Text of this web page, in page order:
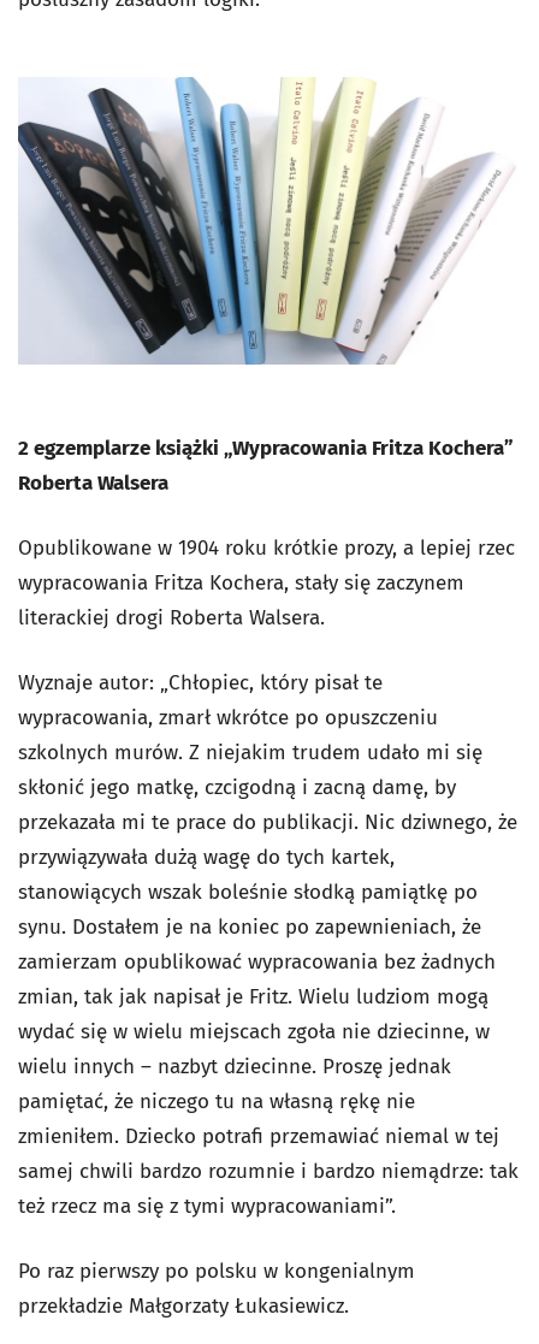
2 egzemplarze książki „Wypracowania Fritza Kochera”
Roberta Walsera
Opublikowane w 1904 roku krótkie prozy, a lepiej rzec
wypracowania Fritza Kochera, stały się zaczynem
literackiej drogi Roberta Walsera.
Wyznaje autor: „Chłopiec, który pisał te
wypracowania, zmarł wkrótce po opuszczeniu
szkolnych murów. Z niejakim trudem udało mi się
skłonić jego matkę, czcigodną i zacną damę, by
przekazała mi te prace do publikacji. Nic dziwnego, że
przywiązywała dużą wagę do tych kartek,
stanowiących wszak boleśnie słodką pamiątkę po
synu. Dostałem je na koniec po zapewnieniach, że
zamierzam opublikować wypracowania bez żadnych
zmian, tak jak napisał je Fritz. Wielu ludziom mogą
wydać się w wielu miejscach zgoła nie dziecinne, w
wielu innych – nazbyt dziecinne. Proszę jednak
pamiętać, że niczego tu na własną rękę nie
zmieniłem. Dziecko potrafi przemawiać niemal w tej
samej chwili bardzo rozumnie i bardzo niemądrze: tak
też rzecz ma się z tymi wypracowaniami”.
Po raz pierwszy po polsku w kongenialnym
przekładzie Małgorzaty Łukasiewicz.